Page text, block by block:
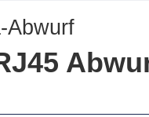
Abwurf